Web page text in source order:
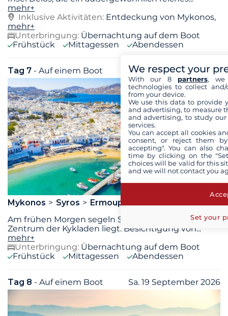
mehr+
Inklusive Aktivitäten: Entdeckung von Mykonos,
mehr+
Unterbringung: Übernachtung auf dem Boot
Frühstück
Mittagessen Abendessen
Tag 7 - Auf einem Boot Fr. 18 September 2026
Mykonos Syros
Ermoupolis
Am frühen Morgen segeln Sie zur Insel Syros, die im
Zentrum der Kykladen liegt. Besichtigung von...
mehr+
Unterbringung: Übernachtung auf dem Boot
Frühstück
Mittagessen Abendessen
Tag 8 - Auf einem Boot Sa. 19 September 2026
We respect your
With our 8 partners, we
technologies to collect
from your device.
We use this data to provide
and advertising, to measure
and advertising, to study
services.
You can accept all cookies
consent, or reject them
accepting". You can also
time by clicking on the
choices will be valid for this
and we will not contact you
Set your